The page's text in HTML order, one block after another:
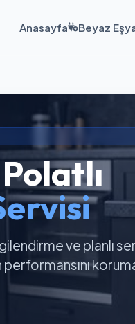
Anasayfa Beyaz
ve planlı
performansını